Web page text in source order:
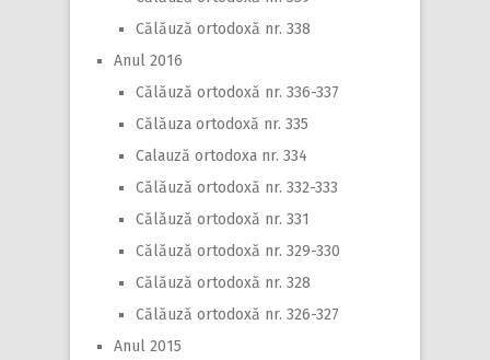
Călăuză ortodoxă nr. 338
Anul 2016
Călăuză ortodoxă nr. 336-337
Călăuza ortodoxă nr. 335
Calauză ortodoxa nr. 334
Călăuză ortodoxă nr. 332-333
Călăuză ortodoxă nr. 331
Călăuză ortodoxă nr. 329-330
Călăuză ortodoxă nr. 328
Călăuză ortodoxă nr. 326-327
Anul 2015